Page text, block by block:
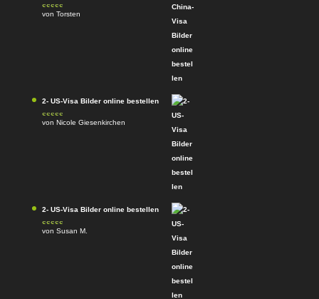
Bewertet mit
von Torsten
2- US-Visa Bilder online bestellen
Bewertet mit
von Nicole Giesenkirchen
2- US-Visa Bilder online bestellen
Bewertet mit
von Susan M.